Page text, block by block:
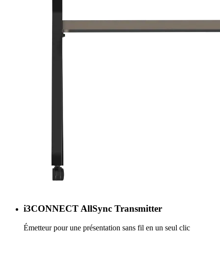
i3CONNECT AllSync Transmitter
Émetteur pour une présentation sans fil en un seul clic